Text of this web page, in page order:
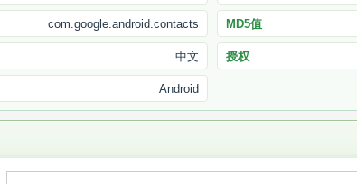
com.google.android.contacts MD5值
中文 授权
Android